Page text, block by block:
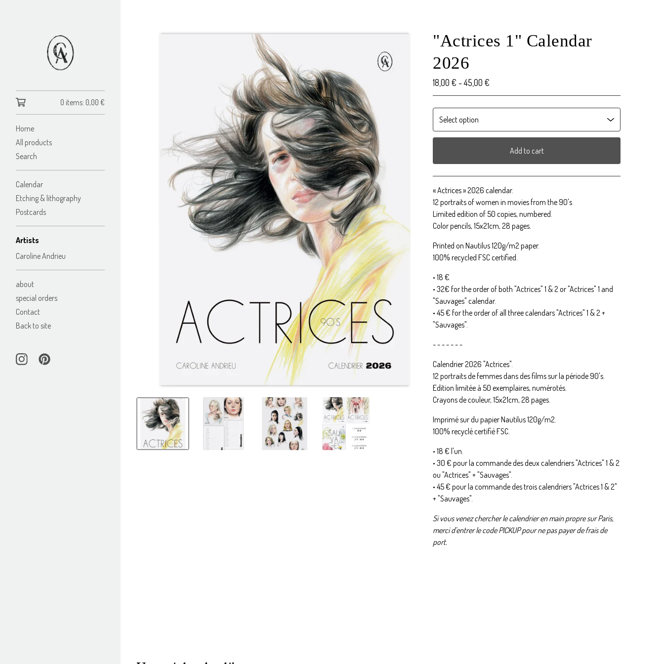
0 items: 0,00 €
Home
All products
Search
Calendar
Etching & lithography
Postcards
Artists
Caroline Andrieu
about
special orders
Contact
Back to site
"Actrices 1" Calendar
2026
18,00 € - 45,00 €
Add to cart
« Actrices » 2026 calendar.
12 portraits of women in movies from the 90's
Limited edition of 50 copies, numbered.
Color pencils, 15x21cm, 28 pages.
Printed on Nautilus 120g/m2 paper.
100% recycled FSC certified.
• 18 €
• 32€ for the order of both "Actrices" 1 & 2 or "Actrices" 1 and
"Sauvages" calendar.
• 45 € for the order of all three calendars "Actrices" 1 & 2 +
"Sauvages".
- - - - - - -
Calendrier 2026 "Actrices".
12 portraits de femmes dans des films sur la période 90's.
Edition limitée à 50 exemplaires, numérotés.
Crayons de couleur, 15x21cm, 28 pages.
Imprimé sur du papier Nautilus 120g/m2.
100% recyclé certifié FSC.
• 18 € l'un.
• 30 € pour la commande des deux calendriers "Actrices" 1 & 2
ou "Actrices" + "Sauvages".
• 45 € pour la commande des trois calendriers "Actrices 1 & 2"
+ "Sauvages".
Si vous venez chercher le calendrier en main propre sur Paris,
merci d'entrer le code PICKUP pour ne pas payer de frais de
port.